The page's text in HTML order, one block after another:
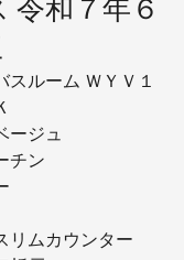
令和７年６
スルーム ＷＹＶ１
ージュ
チン
リムカウンター